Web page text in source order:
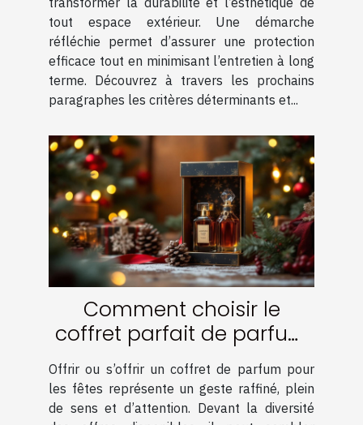
tout espace extérieur. Une démarche
réfléchie permet d’assurer une protection
efficace tout en minimisant l’entretien à long
terme. Découvrez à travers les prochains
paragraphes les critères déterminants et...
Comment choisir le
coffret parfait de parfum
pour les fêtes ?
Offrir ou s’offrir un coffret de parfum pour
les fêtes représente un geste raffiné, plein
de sens et d’attention. Devant la diversité